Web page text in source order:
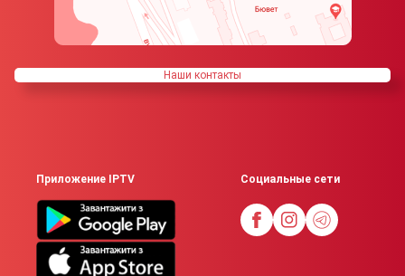
Наши контакты
Приложение IPTV Социальные сети